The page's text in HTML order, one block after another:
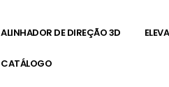
ALINHADOR DE DIREÇÃO 3D
CATÁLOGO